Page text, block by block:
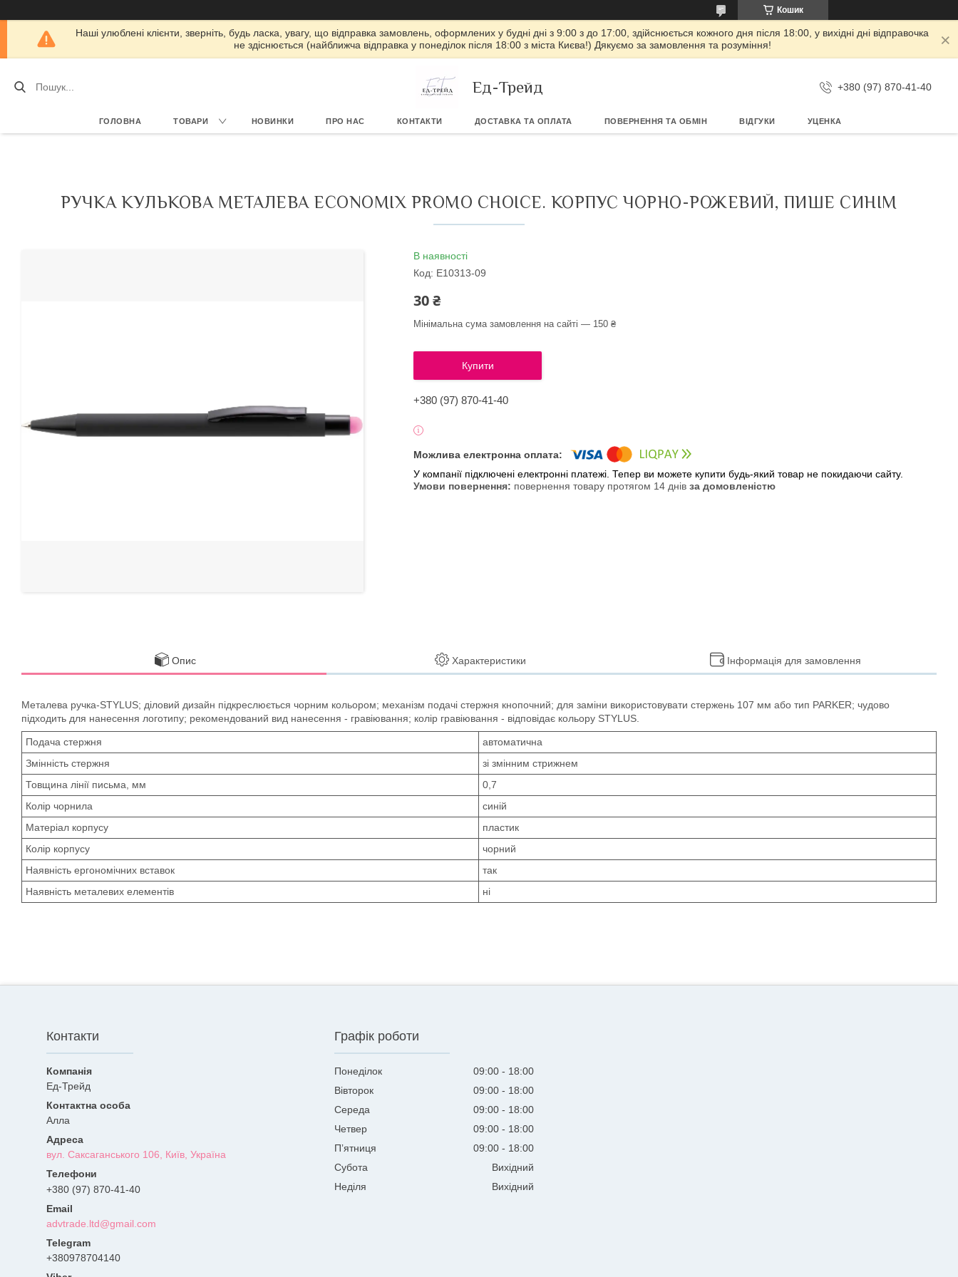
Кошик
Наші улюблені клієнти, зверніть, будь ласка, увагу, що відправка замовлень, оформлених у будні дні з 9:00 з до 17:00, здійснюється кожного дня після 18:00, у вихідні дні відправочка
не здіснюється (найближча відправка у понеділок після 18:00 з міста Києва!) Дякуємо за замовлення та розуміння!
Ед-Трейд +380 (97) 870-41-40
ГОЛОВНА ТОВАРИ НОВИНКИ ПРО НАС КОНТАКТИ ДОСТАВКА ТА ОПЛАТА ПОВЕРНЕННЯ ТА ОБМІН ВІДГУКИ УЦЕНКА
РУЧКА КУЛЬКОВА МЕТАЛЕВА ECONOMIX PROMO CHOICE. КОРПУС ЧОРНО-РОЖЕВИЙ, ПИШЕ СИНІМ
В наявності
Код: E10313-09
30 ₴
Мінімальна сума замовлення на сайті — 150 ₴
Купити
+380 (97) 870-41-40
У компанії підключені електронні платежі. Тепер ви можете купити будь-який товар не покидаючи сайту.
повернення товару протягом 14 днів за домовленістю
Опис Характеристики Інформація для замовлення
Металева ручка-STYLUS; діловий дизайн підкреслюється чорним кольором; механізм подачі стержня кнопочний; для заміни використовувати стержень 107 мм або тип PARKER; чудово
підходить для нанесення логотипу; рекомендований вид нанесення - гравіювання; колір гравіювання - відповідає кольору STYLUS.
Подача стержня
автоматична
Змінність стержня
зі змінним стрижнем
Товщина лінії письма, мм
0,7
Колір чорнила
синій
Матеріал корпусу
пластик
Колір корпусу
чорний
Наявність ергономічних вставок
так
Наявність металевих елементів
ні
Контакти
Ед-Трейд
Алла
вул. Саксаганського 106, Київ, Україна
+380 (97) 870-41-40
advtrade.ltd@gmail.com
+380978704140
Графік роботи
Понеділок 09:00
18:00
Вівторок
09:00
18:00
Середа
09:00
18:00
Четвер
09:00
18:00
Пʼятниця
09:00
18:00
Субота
Вихідний
Неділя
Вихідний